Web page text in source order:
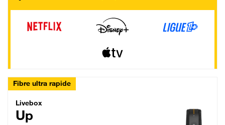
Fibre ultra rapide
Livebox Up Fibre
Livebox
Up